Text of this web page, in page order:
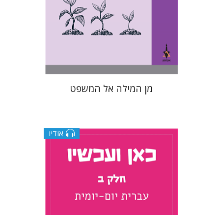
הנחת אתר ספר מודפס
מן המילה אל המשפט
אודיו
תמר רכניץ